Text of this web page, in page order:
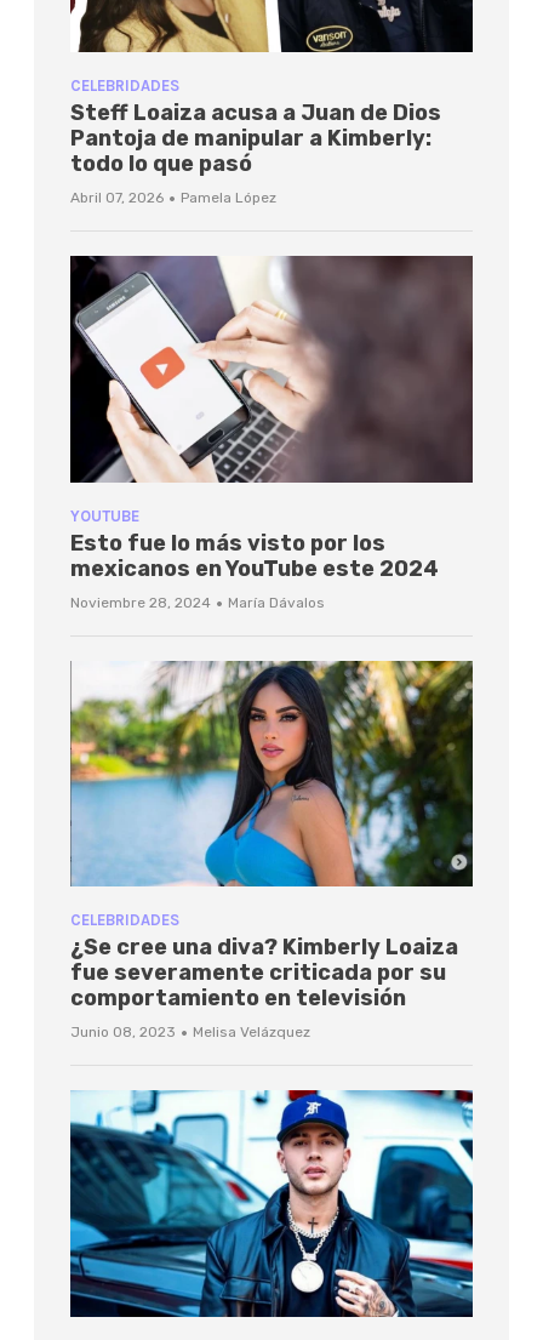
CELEBRIDADES
Steff Loaiza acusa a Juan de Dios
Pantoja de manipular a Kimberly:
todo lo que pasó
Abril 07, 2026 · Pamela López
YOUTUBE
Esto fue lo más visto por los
mexicanos en YouTube este 2024
Noviembre 28, 2024 · María Dávalos
CELEBRIDADES
¿Se cree una diva? Kimberly Loaiza
fue severamente criticada por su
comportamiento en televisión
Junio 08, 2023 · Melisa Velázquez